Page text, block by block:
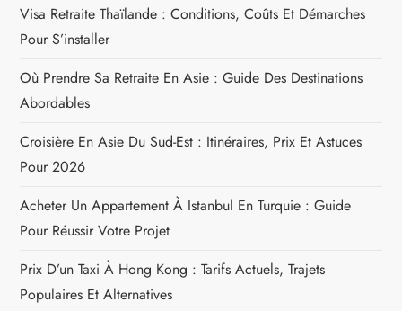
Visa Retraite Thaïlande : Conditions, Coûts Et Démarches
Pour S’installer
Où Prendre Sa Retraite En Asie : Guide Des Destinations
Abordables
Croisière En Asie Du Sud-Est : Itinéraires, Prix Et Astuces
Pour 2026
Acheter Un Appartement À Istanbul En Turquie : Guide
Pour Réussir Votre Projet
Prix D’un Taxi À Hong Kong : Tarifs Actuels, Trajets
Populaires Et Alternatives